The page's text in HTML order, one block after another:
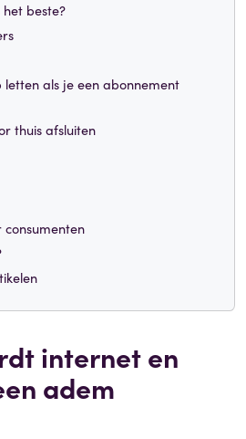
het beste?
als je een abonnement
thuis afsluiten
internet en
adem